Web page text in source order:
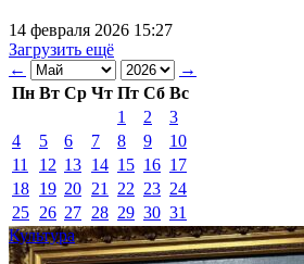
14 февраля 2026 15:27
Загрузить ещё
←
→
Пн Вт Ср Чт Пт Сб Вс
1
2
3
4
5 6 7 8 9
10
11
12 13 14 15 16 17
18 19 20 21 22 23 24
25 26 27 28 29 30 31
Культура